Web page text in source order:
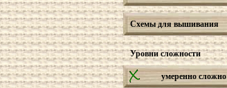
Схемы для вышивания
Уровни сложности
умеренно сложно